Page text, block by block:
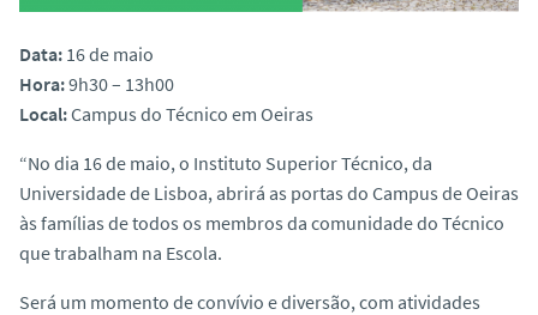
Data: 16 de maio
Hora:9h30 – 13h00
Local:Campus do Técnico em Oeiras
“No dia 16 de maio, o Instituto Superior Técnico, da
Universidade de Lisboa, abrirá as portas do Campus de Oeiras
às famílias de todos os membros da comunidade do Técnico
que trabalham na Escola.
Será um momento de convívio e diversão, com atividades